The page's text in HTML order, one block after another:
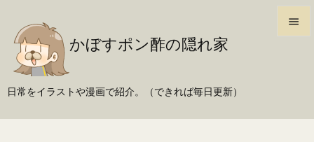
かぼすポン酢の隠れ家
日常をイラストや漫画で紹介。（できれば毎日更新）

